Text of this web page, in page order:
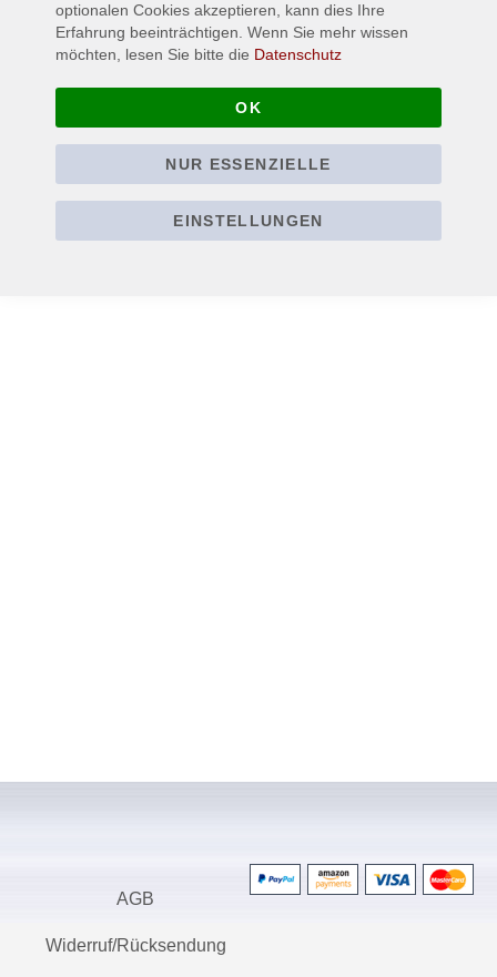
AGB
Widerruf/Rücksendung
optionalen Cookies akzeptieren, kann dies Ihre
Erfahrung beeinträchtigen. Wenn Sie mehr wissen
möchten, lesen Sie bitte die Datenschutz
OK
NUR ESSENZIELLE
EINSTELLUNGEN